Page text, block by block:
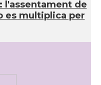
l'assentament de
es multiplica per